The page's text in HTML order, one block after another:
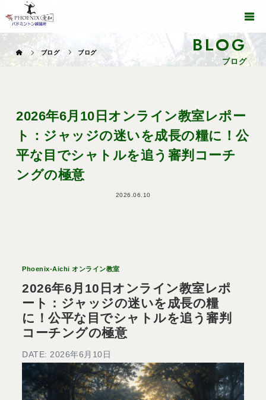
BLOG
ブログ
ブログ ブログ
2026年6月10日オンライン教室レポー
ト：ジャッジの迷いを成長の糧に！公
平な目でシャトルを追う審判コーチ
ングの極意
2026.06.10
Phoenix-Aichi オンライン教室
2026年6月10日オンライン教室レポ
ート：ジャッジの迷いを成長の糧
に！公平な目でシャトルを追う審判
コーチングの極意
DATE: 2026年6月10日